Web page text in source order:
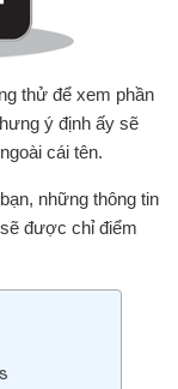
thử để xem phần
ý định ấy sẽ
cái tên.
những thông tin
được chỉ điểm